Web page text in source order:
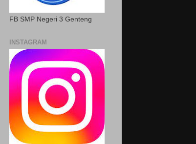
FB SMP Negeri 3 Genteng
INSTAGRAM